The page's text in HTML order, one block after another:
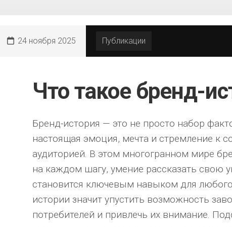
24 ноября 2025 Публикации
Что такое бренд-
Бренд-история — это не просто набор
настоящая эмоция, мечта и стремление к
аудиторией. В этом многогранном мире
на каждом шагу, умение рассказать свою
становится ключевым навыком для
истории значит упустить возможность
потребителей и привлечь их внимание.